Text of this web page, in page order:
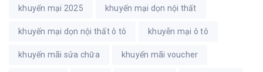
khuyến mại 2025 khuyến mại dọn nội thất
khuyến mại dọn nội thất ô tô khuyễn mại ô tô
khuyến mãi sửa chữa khuyến mãi voucher